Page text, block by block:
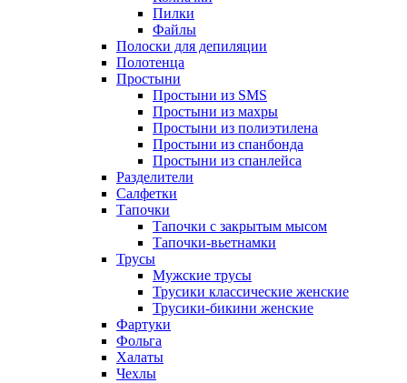
Пилки
Файлы
Полоски для депиляции
Полотенца
Простыни
Простыни из SMS
Простыни из махры
Простыни из полиэтилена
Простыни из спанбонда
Простыни из спанлейса
Разделители
Салфетки
Тапочки
Тапочки с закрытым мысом
Тапочки-вьетнамки
Трусы
Мужские трусы
Трусики классические женские
Трусики-бикини женские
Фартуки
Фольга
Халаты
Чехлы